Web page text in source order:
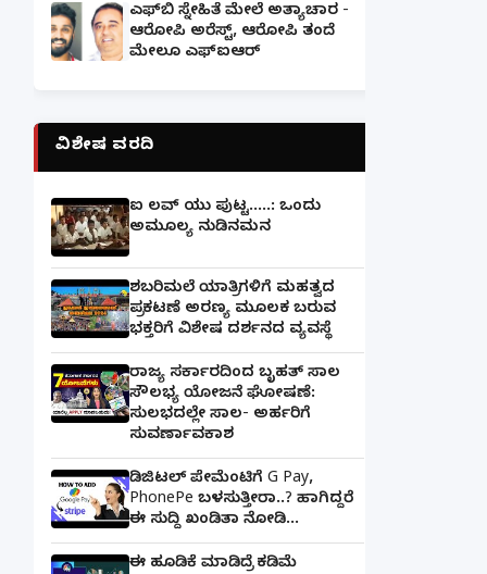
ಎಫ್‌ಬಿ ಸ್ನೇಹಿತೆ ಮೇಲೆ ಅತ್ಯಾಚಾರ -
ಆರೋಪಿ ಅರೆಸ್ಟ್, ಆರೋಪಿ ತಂದೆ
ಮೇಲೂ ಎಫ್ಐಆರ್
ವಿಶೇಷ ವರದಿ
ಐ ಲವ್ ಯು ಪುಟ್ಟ.....: ಒಂದು
ಅಮೂಲ್ಯ ನುಡಿನಮನ
ಶಬರಿಮಲೆ ಯಾತ್ರಿಗಳಿಗೆ ಮಹತ್ವದ
ಪ್ರಕಟಣೆ ಅರಣ್ಯ ಮೂಲಕ ಬರುವ
ಭಕ್ತರಿಗೆ ವಿಶೇಷ ದರ್ಶನದ ವ್ಯವಸ್ಥೆ
ರಾಜ್ಯ ಸರ್ಕಾರದಿಂದ ಬೃಹತ್ ಸಾಲ
ಸೌಲಭ್ಯ ಯೋಜನೆ ಘೋಷಣೆ:
ಸುಲಭದಲ್ಲೇ ಸಾಲ- ಅರ್ಹರಿಗೆ
ಸುವರ್ಣಾವಕಾಶ
ಡಿಜಿಟಲ್ ಪೇಮೆಂಟಿಗೆ G Pay,
PhonePe ಬಳಸುತ್ತೀರಾ..? ಹಾಗಿದ್ದರೆ
ಈ ಸುದ್ದಿ ಖಂಡಿತಾ ನೋಡಿ...
ಈ ಹೂಡಿಕೆ ಮಾಡಿದ್ರೆ ಕಡಿಮೆ